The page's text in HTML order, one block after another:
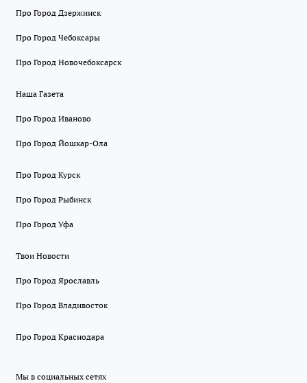
Про Город Дзержинск
Про Город Чебоксары
Про Город Новочебоксарск
Наша Газета
Про Город Иваново
Про Город Йошкар-Ола
Про Город Курск
Про Город Рыбинск
Про Город Уфа
Твои Новости
Про Город Ярославль
Про Город Владивосток
Про Город Краснодара
Мы в социальных сетях